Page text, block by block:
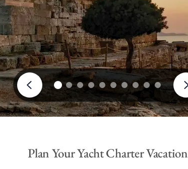
Plan Your Yacht Charter Vacation